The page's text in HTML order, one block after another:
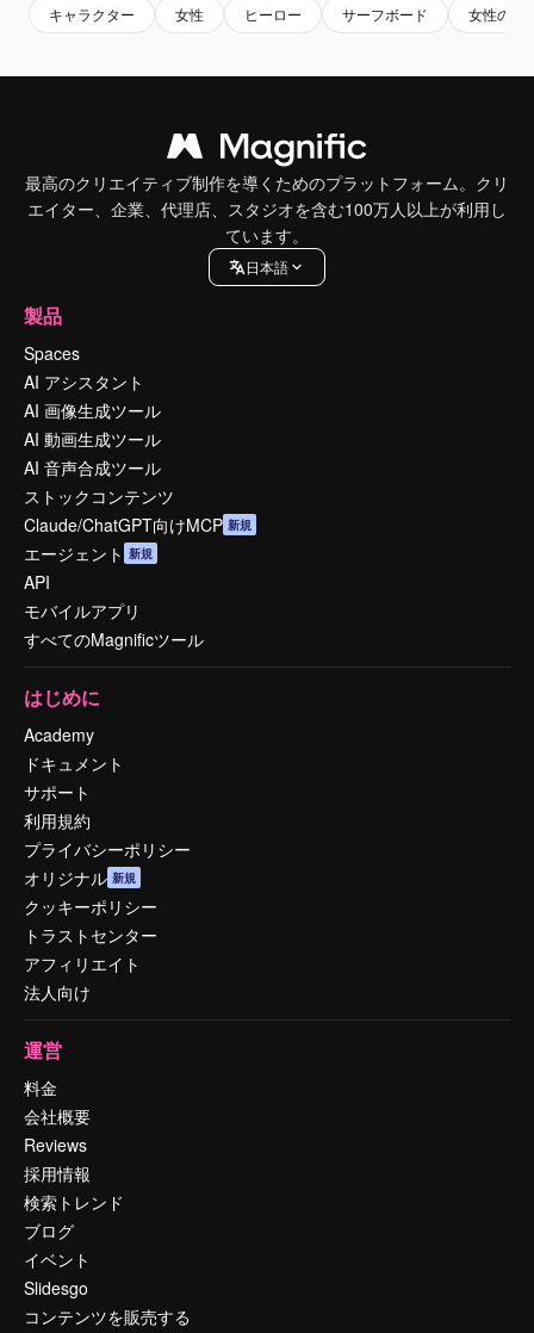
キャラクター 女性 ヒーロー サーフボード 女性のビ
最高のクリエイティブ制作を導くためのプラットフォーム。クリ
エイター、企業、代理店、スタジオを含む100万人以上が利用し
ています。
日本語
製品
Spaces
AI アシスタント
AI 画像生成ツール
AI 動画生成ツール
AI 音声合成ツール
ストックコンテンツ
Claude/ChatGPT向けMCP 新規
エージェント 新規
API
モバイルアプリ
すべてのMagnificツール
はじめに
Academy
ドキュメント
サポート
利用規約
プライバシーポリシー
オリジナル 新規
クッキーポリシー
トラストセンター
アフィリエイト
法人向け
運営
料金
会社概要
Reviews
採用情報
検索トレンド
ブログ
イベント
Slidesgo
コンテンツを販売する